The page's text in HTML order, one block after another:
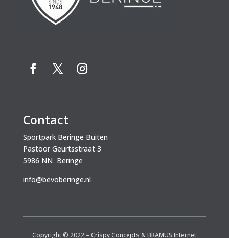
Contact
Sportpark Beringe Buiten
Pastoor Geurtsstraat 3
5986 NN Beringe
info@bevoberinge.nl
Copyright © 2022 –Crispy Concepts &BRAMUS Internet